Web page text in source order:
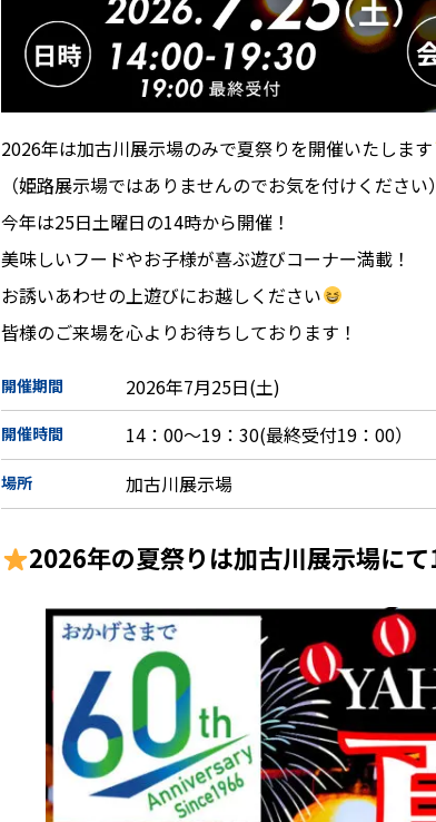
2026年は加古川展示場のみで夏祭りを開催いたします
（姫路展示場ではありませんのでお気を付けください）
今年は25日土曜日の14時から開催！
美味しいフードやお子様が喜ぶ遊びコーナー満載！
お誘いあわせの上遊びにお越しください
皆様のご来場を心よりお待ちしております！
開催期間 2026年7月25日(土)
開催時間 14：00～19：30(最終受付19：00）
場所 加古川展示場
2026年の夏祭りは加古川展示場にて